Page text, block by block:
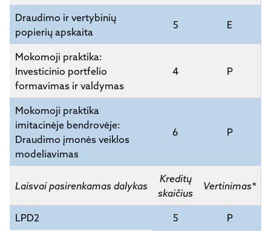
Draudimo ir vertybinių
popierių apskaita
5 E
Mokomoji praktika:
Investicinio portfelio
formavimas ir valdymas
4 P
Mokomoji praktika
imitacinėje bendrovėje:
Draudimo įmonės veiklos
modeliavimas
6 P
Laisvai pasirenkamas dalykas
Kreditų
skaičius
Vertinimas*
LPD2 5 P